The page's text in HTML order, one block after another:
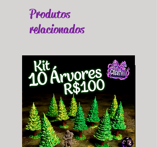
Produtos
relacionados